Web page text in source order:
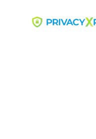
Go to landing